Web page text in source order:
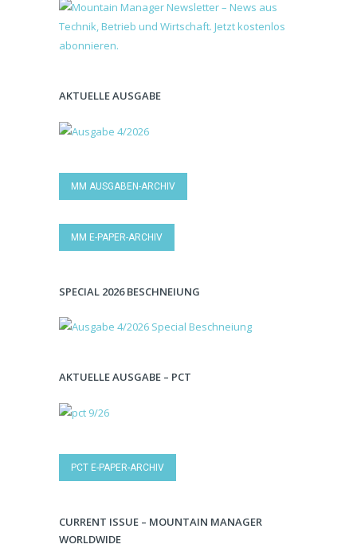
AKTUELLE AUSGABE
MM AUSGABEN-ARCHIV
MM E-PAPER-ARCHIV
SPECIAL 2026 BESCHNEIUNG
AKTUELLE AUSGABE – PCT
PCT E-PAPER-ARCHIV
CURRENT ISSUE – MOUNTAIN MANAGER
WORLDWIDE